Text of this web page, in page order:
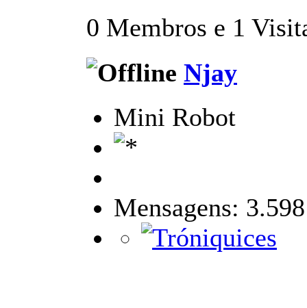
0 Membros e 1
Njay
Mini Robot
Mensagens: 3.598